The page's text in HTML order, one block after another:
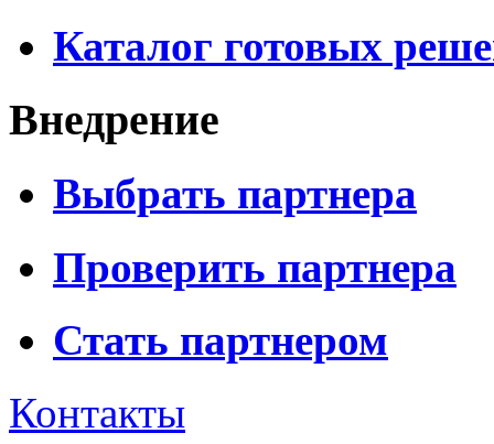
Каталог готовых
Внедрение
Выбрать партнера
Проверить партнера
Стать партнером
Контакты